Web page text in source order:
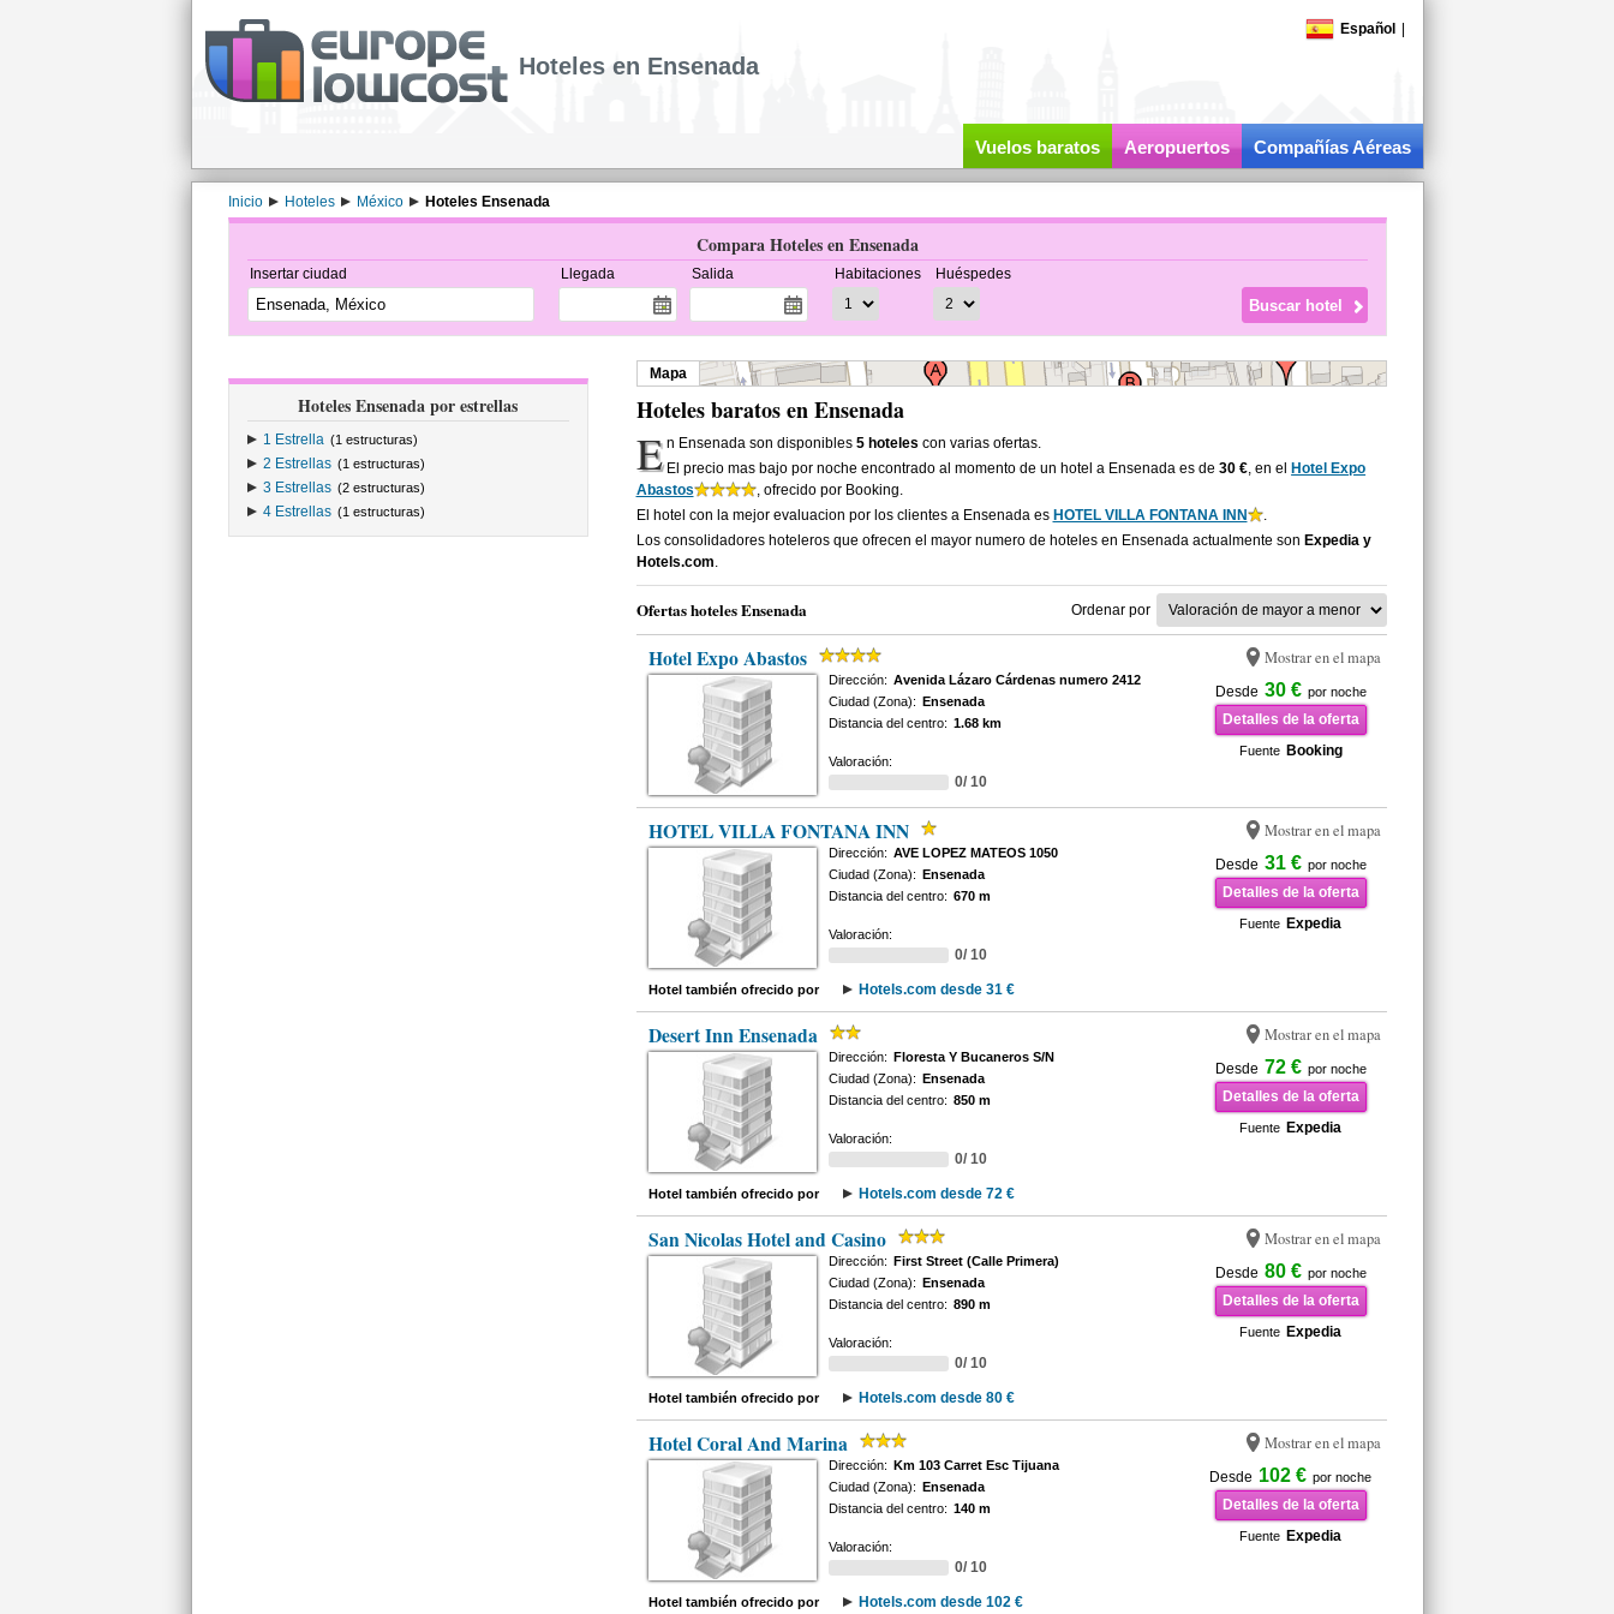
Español
Hoteles en Ensenada
Vuelos baratos Aeropuertos Compañías Aéreas
Inicio Hoteles México Hoteles Ensenada
Compara Hoteles en Ensenada
Insertar ciudad Llegada Salida Habitaciones Huéspedes
Hoteles Ensenada por estrellas
1 Estrella (1 estructuras)
2 Estrellas (1 estructuras)
3 Estrellas (2 estructuras)
4 Estrellas (1 estructuras)
Mapa
Hoteles baratos en Ensenada
E n Ensenada son disponibles5 hoteles con varias ofertas.
El precio mas bajo por noche encontrado al momento de un hotel a Ensenada es de30 €, en el
Hotel Expo
Abastos
, ofrecido por Booking.
El hotel con la mejor evaluacion por los clientes a Ensenada es HOTEL VILLA FONTANA INN
.
Los consolidadores hoteleros que ofrecen el mayor numero de hoteles en Ensenada actualmente son Expedia y
Hotels.com.
Ofertas hoteles Ensenada Ordenar por
Hotel Expo Abastos Mostrar en el mapa
Desde 30 € por noche
Detalles de la oferta
Fuente Booking
Dirección: Avenida Lázaro Cárdenas numero 2412
Ciudad (Zona): Ensenada
Distancia del centro: 1.68 km
Valoración:
0/ 10
HOTEL VILLA FONTANA INN Mostrar en el mapa
Desde 31 € por noche
Detalles de la oferta
Fuente Expedia
Dirección: AVE LOPEZ MATEOS 1050
Ciudad (Zona): Ensenada
Distancia del centro: 670 m
Valoración:
0/ 10
Hotel también ofrecido por Hotels.com desde 31 €
Desert Inn Ensenada Mostrar en el mapa
Desde 72 € por noche
Detalles de la oferta
Fuente Expedia
Dirección: Floresta Y Bucaneros S/N
Ciudad (Zona): Ensenada
Distancia del centro: 850 m
Valoración:
0/ 10
Hotel también ofrecido por Hotels.com desde 72 €
San Nicolas Hotel and Casino Mostrar en el mapa
Desde 80 € por noche
Detalles de la oferta
Fuente Expedia
Dirección: First Street (Calle Primera)
Ciudad (Zona): Ensenada
Distancia del centro: 890 m
Valoración:
0/ 10
Hotel también ofrecido por Hotels.com desde 80 €
Hotel Coral And Marina Mostrar en el mapa
Desde 102 € por noche
Detalles de la oferta
Fuente Expedia
Dirección: Km 103 Carret Esc Tijuana
Ciudad (Zona): Ensenada
Distancia del centro: 140 m
Valoración:
0/ 10
Hotel también ofrecido por Hotels.com desde 102 €